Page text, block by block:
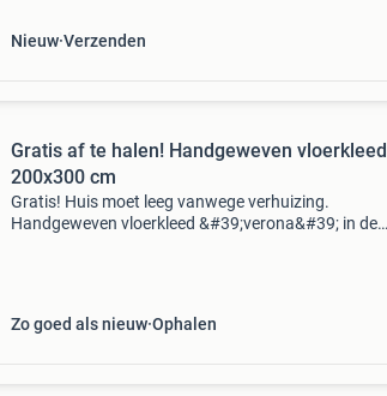
Nieuw Verzenden
Gratis af te halen! Handgeweven vloerkleed
200x300 cm
Gratis! Huis moet leeg vanwege verhuizing.
Handgeweven vloerkleed &#39;verona&#39; in de
Zo goed als nieuw Ophalen